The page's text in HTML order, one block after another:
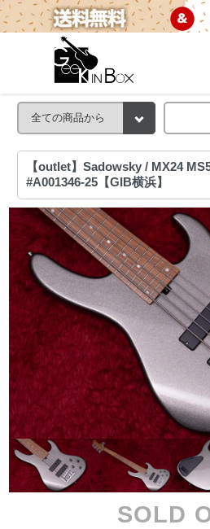
【outlet】Sadowsky / MX24
#A001346-25【GIB横浜】
SOLD